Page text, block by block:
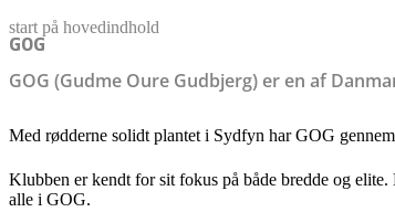
start på hovedindhold
GOG
GOG (Gudme Oure Gudbjerg) er en af
senest opdateret 19. januar 2026
Med rødderne solidt plantet i Sydfyn har GOG
Klubben er kendt for sit fokus på både bredde og
alle i GOG.